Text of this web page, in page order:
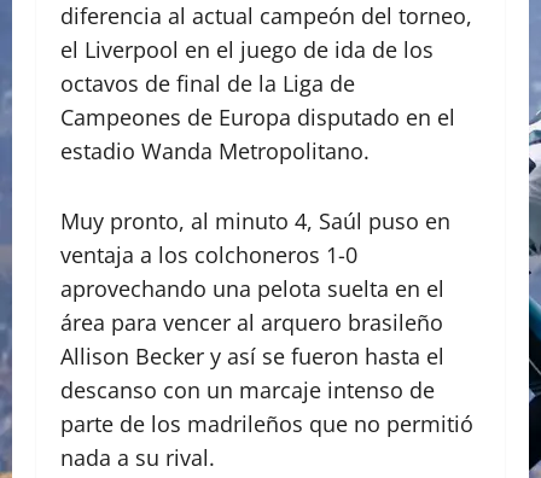
diferencia al actual campeón del torneo,
el Liverpool en el juego de ida de los
octavos de final de la Liga de
Campeones de Europa disputado en el
estadio Wanda Metropolitano.
Muy pronto, al minuto 4, Saúl puso en
ventaja a los colchoneros 1-0
aprovechando una pelota suelta en el
área para vencer al arquero brasileño
Allison Becker y así se fueron hasta el
descanso con un marcaje intenso de
parte de los madrileños que no permitió
nada a su rival.